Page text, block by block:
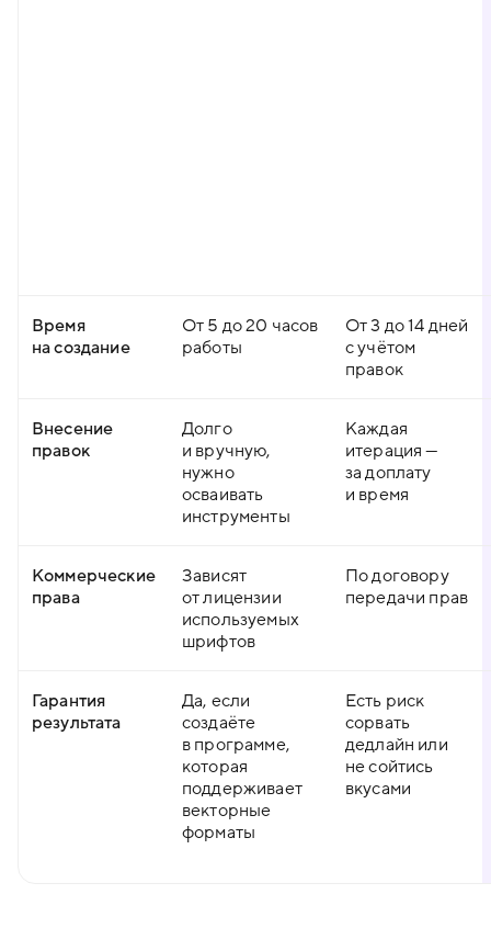
Время
на создание
От 5 до 20 часов
работы
От 3 до 14 дней
с учётом
правок
Внесение
правок
Долго
и вручную,
нужно
осваивать
инструменты
Каждая
итерация —
за доплату
и время
Коммерческие
права
Зависят
от лицензии
используемых
шрифтов
По договору
передачи прав
Гарантия
результата
Да, если
создаёте
в программе,
которая
поддерживает
векторные
форматы
Есть риск
сорвать
дедлайн или
не сойтись
вкусами